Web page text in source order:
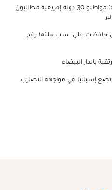
تأشيرة الدخول للولايات المتحدة: مواطنو 30 دولة إفريقية مطالبون
حافظت على نسب ملئها رغم
بالدار البيضاء
إسبانيا في مواجهة التضارب